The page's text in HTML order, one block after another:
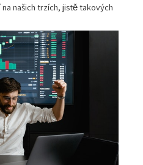
našich trzích, jistě takových